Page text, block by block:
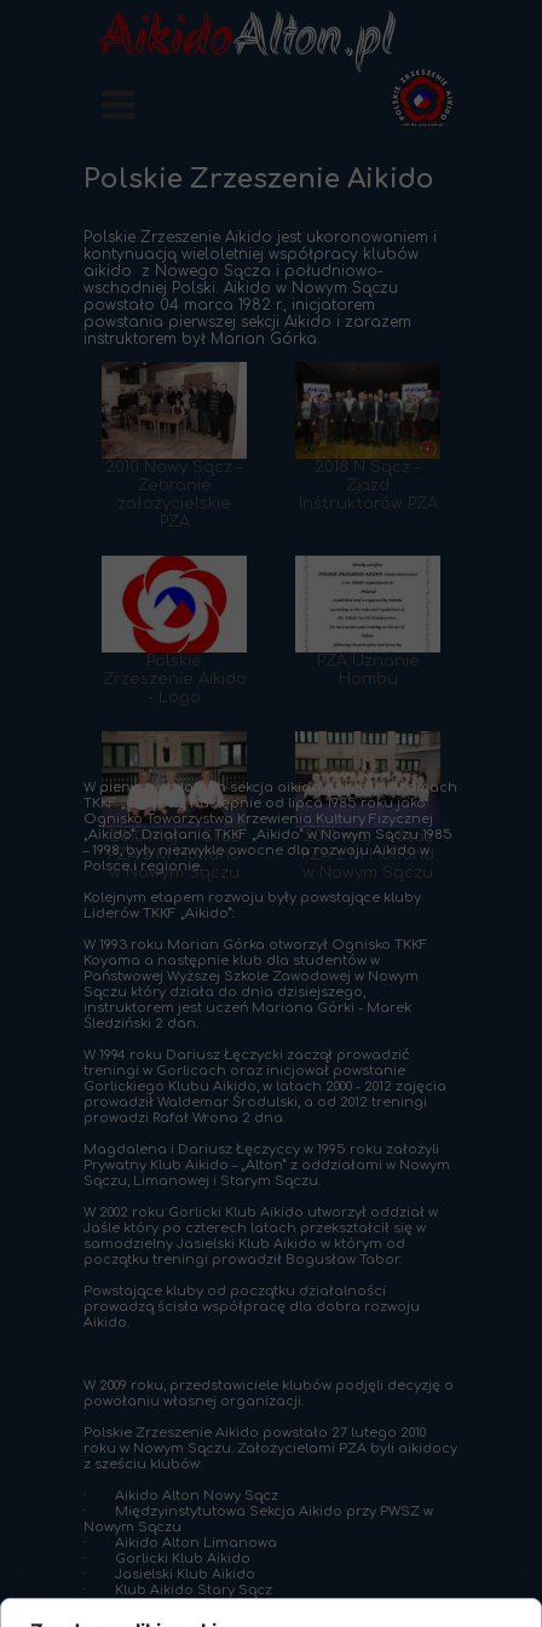
W pierwszych latach sekcja aikido działała w ramach
TKKF „Osiedle”, następnie od lipca 1985 roku jako
Ognisko Towarzystwa Krzewienia Kultury Fizycznej
„Aikido”. Działania TKKF „Aikido” w Nowym Sączu 1985
– 1998, były niezwykle owocne dla rozwoju Aikido w
Polsce i regionie.
Kolejnym etapem rozwoju były powstające kluby
Liderów TKKF „Aikido”:
W 1993 roku Marian Górka otworzył Ognisko TKKF
Koyama a następnie klub dla studentów w
Państwowej Wyższej Szkole Zawodowej w Nowym
Sączu który działa do dnia dzisiejszego,
instruktorem jest uczeń Mariana Górki - Marek
Śledziński 2 dan.
W 1994 roku Dariusz Łęczycki zaczął prowadzić
treningi w Gorlicach oraz inicjował powstanie
Gorlickiego Klubu Aikido, w latach 2000 - 2012 zajęcia
prowadził Waldemar Środulski, a od 2012 treningi
prowadzi Rafał Wrona 2 dna.
Magdalena i Dariusz Łęczyccy w 1995 roku założyli
Prywatny Klub Aikido – „Alton” z oddziałami w Nowym
Sączu, Limanowej i Starym Sączu.
W 2002 roku Gorlicki Klub Aikido utworzył oddział w
Jaśle który po czterech latach przekształcił się w
samodzielny Jasielski Klub Aikido w którym od
początku treningi prowadził Bogusław Tabor.
Powstające kluby od początku działalności
prowadzą ścisła współpracę dla dobra rozwoju
Aikido.
W 2009 roku, przedstawiciele klubów podjęli decyzję o
powołaniu własnej organizacji.
Polskie Zrzeszenie Aikido powstało 27 lutego 2010
roku w Nowym Sączu. Założycielami PZA byli aikidocy
z sześciu klubów:
· Aikido Alton Nowy Sącz
· Międzyinstytutowa Sekcja Aikido przy PWSZ w
Nowym Sączu
· Aikido Alton Limanowa
· Gorlicki Klub Aikido
· Jasielski Klub Aikido
· Klub Aikido Stary Sącz
PZA jest organizacją demokratyczną o zasięgu
2010 Nowy Sącz -
Zebranie
założycielskie
PZA
2018 N Sącz -
Zjazd
Instruktorów PZA
Polskie
Zrzeszenie Aikido
- Logo
PZA Uznanie
Hombu
2010 maj - I Staż
PZA z M Holland
w Nowym Sączu
2010 maj - I Staż
PZA z M Holland
w Nowym Sączu
Polskie Zrzeszenie Aikido jest ukoronowaniem i
kontynuacją wieloletniej współpracy klubów
aikido z Nowego Sącza i południowo-
wschodniej Polski. Aikido w Nowym Sączu
powstało 04 marca 1982 r., inicjatorem
powstania pierwszej sekcji Aikido i zarazem
instruktorem był Marian Górka.
Polskie Zrzeszenie Aikido
AikidoAlton.pl